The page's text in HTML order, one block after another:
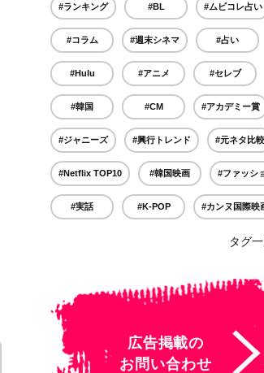
#ランキング #BL #ムビコレ占い
#コラム #週末シネマ #占い
#Hulu #アニメ #セレブ
#韓国 #CM #アカデミー賞
#ジャニーズ #興行トレンド #元ネタ比較
#Netflix TOP10 #韓国映画 #ファッシ
#実話 #K-POP #カンヌ国際映
タグ
広告掲載の
お問い合わせ